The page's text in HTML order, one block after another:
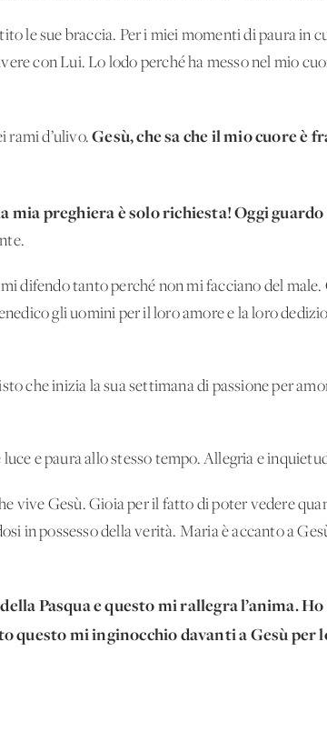
le sue braccia. Per i miei momenti di paura in
con Lui. Lo lodo perché ha messo nel mio
rami d’ulivo.Gesù, che sa che il mio cuore è
preghiera è solo richiesta! Oggi guardo
difendo tanto perché non mi facciano del
gli uomini per il loro amore e la loro
che inizia la sua settimana di passione per
luce e paura allo stesso tempo. Allegria e
vive Gesù. Gioia per il fatto di poter vedere
in possesso della verità. Maria è accanto a
Pasqua e questo mi rallegra l’anima.
mi inginocchio davanti a Gesù per